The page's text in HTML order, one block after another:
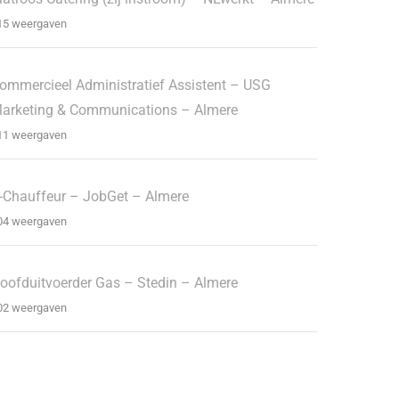
weergaven
Administratief Assistent – USG
& Communications – Almere
weergaven
Chauffeur – JobGet – Almere
weergaven
Gas – Stedin – Almere
weergaven